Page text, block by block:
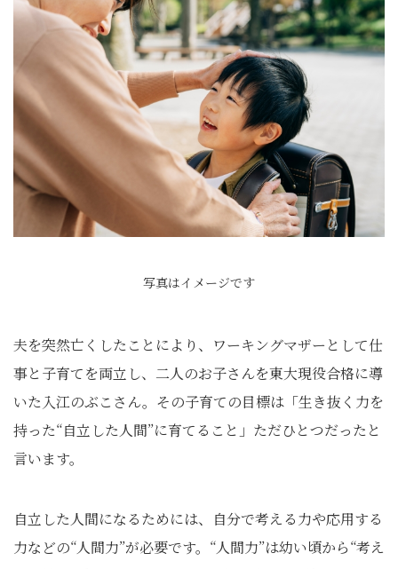
写真はイメージです
夫を突然亡くしたことにより、ワーキングマザーとして仕
事と子育てを両立し、二人のお子さんを東大現役合格に導
いた入江のぶこさん。その子育ての目標は「生き抜く力を
持った“自立した人間”に育てること」ただひとつだったと
言います。
自立した人間になるためには、自分で考える力や応用する
力などの“人間力”が必要です。“人間力”は幼い頃から“考え